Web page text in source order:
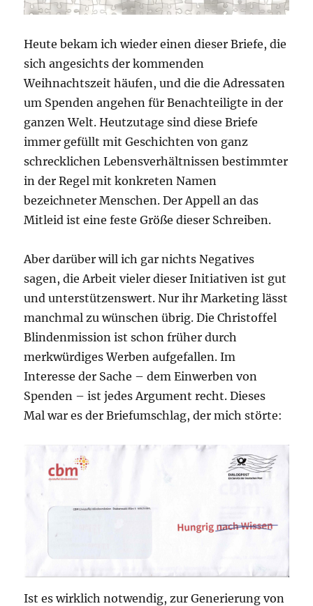
Heute bekam ich wieder einen dieser Briefe, die
sich angesichts der kommenden
Weihnachtszeit häufen, und die die Adressaten
um Spenden angehen für Benachteiligte in der
ganzen Welt. Heutzutage sind diese Briefe
immer gefüllt mit Geschichten von ganz
schrecklichen Lebensverhältnissen bestimmter
in der Regel mit konkreten Namen
bezeichneter Menschen. Der Appell an das
Mitleid ist eine feste Größe dieser Schreiben.
Aber darüber will ich gar nichts Negatives
sagen, die Arbeit vieler dieser Initiativen ist gut
und unterstützenswert. Nur ihr Marketing lässt
manchmal zu wünschen übrig. Die Christoffel
Blindenmission ist schon früher durch
merkwürdiges Werben aufgefallen. Im
Interesse der Sache – dem Einwerben von
Spenden – ist jedes Argument recht. Dieses
Mal war es der Briefumschlag, der mich störte:
Ist es wirklich notwendig, zur Generierung von